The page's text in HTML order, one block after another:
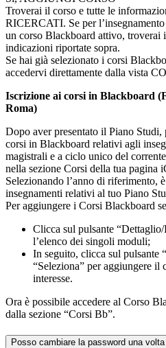
Troverai il corso e tutte le
RICERCATI. Se per
un corso Blackboard attivo, troverai
indicazioni riportate sopra.
Se hai già selezionato i corsi
accedervi direttamente dalla vista
Iscrizione ai corsi in Blackboard
Roma)
Dopo aver presentato il Piano Studi,
corsi in Blackboard relativi agli
magistrali e a ciclo unico del
nella sezione Corsi della tua pagina
Selezionando l’anno di riferimento,
insegnamenti relativi al tuo Piano
Per aggiungere i Corsi Blackboard
Clicca sul pulsante
l’elenco dei singoli moduli;
In seguito, clicca sul pulsante
“Seleziona” per aggiungere il
interesse.
Ora è possibile accedere al Corso
dalla sezione “Corsi Bb”.
Posso cambiare la password una